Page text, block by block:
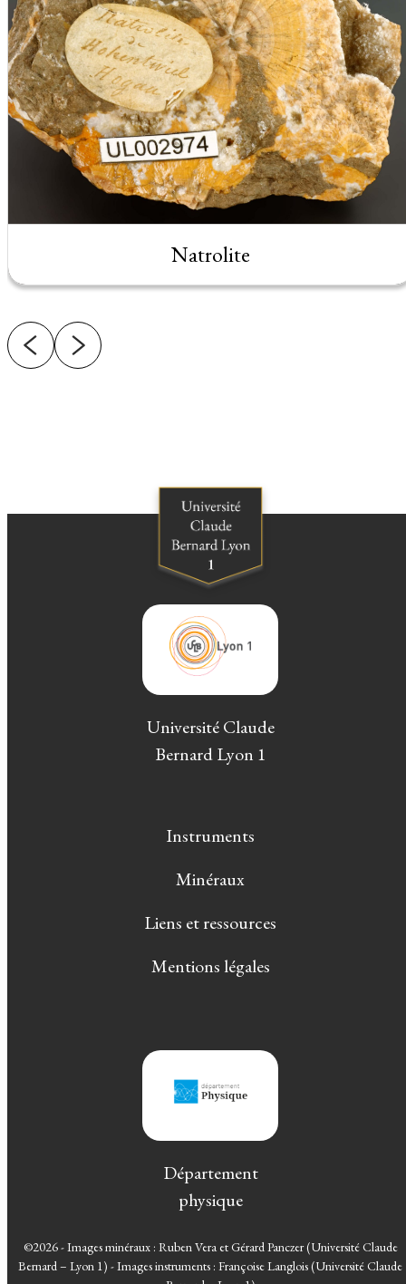
Natrolite
Université Claude
Bernard Lyon 1
Instruments
Minéraux
Liens et ressources
Mentions légales
Département
physique
©2026 - Images minéraux : Ruben Vera et Gérard Panczer (Université Claude
Bernard – Lyon 1) - Images instruments : Françoise Langlois (Université Claude